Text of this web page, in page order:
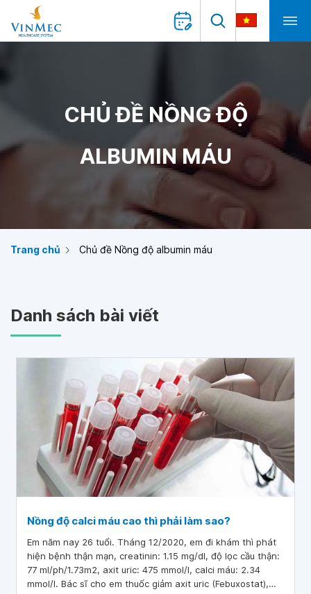
CHỦ ĐỀ NỒNG ĐỘ
ALBUMIN MÁU
Trang chủ Chủ đề Nồng độ albumin máu
Danh sách bài viết
Nồng độ calci máu cao thì phải làm sao?
Em năm nay 26 tuổi. Tháng 12/2020, em đi khám thì phát
hiện bệnh thận mạn, creatinin: 1.15 mg/dl, độ lọc cầu thận:
77 ml/ph/1.73m2, axit uric: 475 mmol/l, calci máu: 2.34
mmol/l. Bác sĩ cho em thuốc giảm axit uric (Febuxostat),